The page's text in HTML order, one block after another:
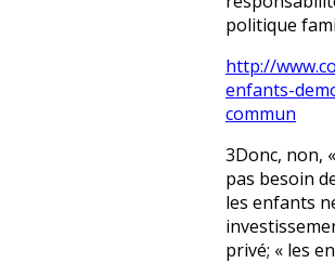
politique
http://
enfants-
commun
3Donc, non,
pas besoin
les enfants
privé; « les